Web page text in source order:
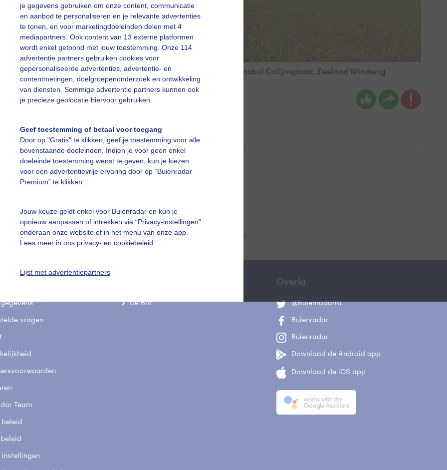
je gegevens gebruiken om onze content, communicatie
en aanbod te personaliseren en je relevante advertenties
te tonen, en voor marketingdoeleinden delen met 4
mediapartners. Ook content van 13 externe platformen
wordt enkel getoond met jouw toestemming. Onze 114
advertentie partners gebruiken cookies voor
gepersonaliseerde advertenties, advertentie- en
contentmetingen, doelgroepenonderzoek en ontwikkeling
van diensten. Sommige advertentie partners kunnen ook
je precieze geolocatie hiervoor gebruiken.
Geef toestemming of betaal voor toegang
Door op "Gratis" te klikken, geef je toestemming voor alle
bovenstaande doeleinden. Indien je voor geen enkel
doeleinde toestemming wenst te geven, kun je kiezen
voor een advertentievrije ervaring door op “Buienradar
Premium” te klikken.
Jouw keuze geldt enkel voor Buienradar en kun je
opnieuw aanpassen of intrekken via “Privacy-instellingen”
onderaan onze website of in het menu van onze app.
Lees meer in ons privacy- en cookiebeleid
Lijst met advertentiepartners
uur in de polder bij een onheilspellende lucht. Zojuist een plensbui Colijnsplaat, Zeeland Winderig
Geeske Harkema Gemaakt: 12-09-2025, 82x bekeken
Windturbine Onheilspellende_lucht
slideshow
Een moment geduld aub...
vragen
Team
beleid
instellingen
De Bilt
Overig
@BuienradarNL
Buienradar
Buienradar
Download de Android app
Download de iOS app